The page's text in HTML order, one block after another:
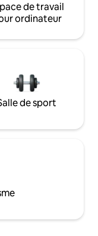
de travail
ordinateur
de sport